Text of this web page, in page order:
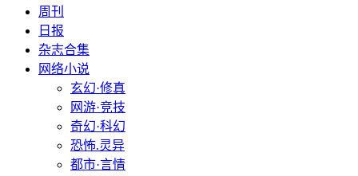
周刊
日报
杂志合集
网络小说
玄幻·修真
网游·竞技
奇幻·科幻
恐怖.灵异
都市·言情